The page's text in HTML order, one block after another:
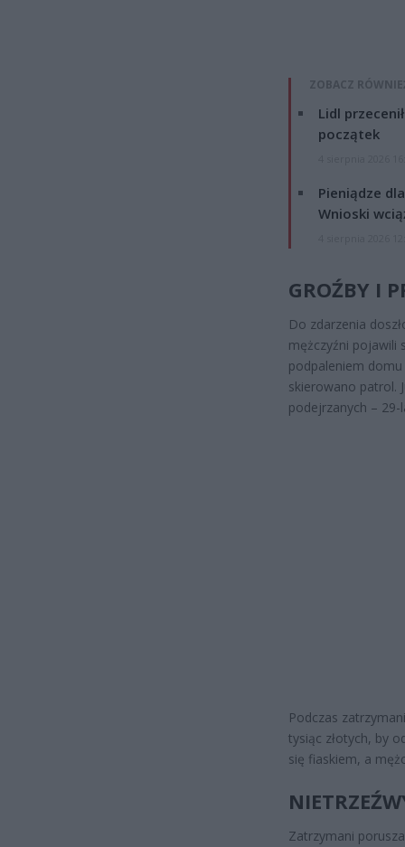
ZOBACZ
Lidl
początek
Pieniądze
Wnioski
GROŹBY I
Do zdarzenia
mężczyźni pojawili
podpaleniem
skierowano patrol.
podejrzanych – 29-
Podczas
tysiąc złotych, by
się fiaskiem, a
Zatrzymani